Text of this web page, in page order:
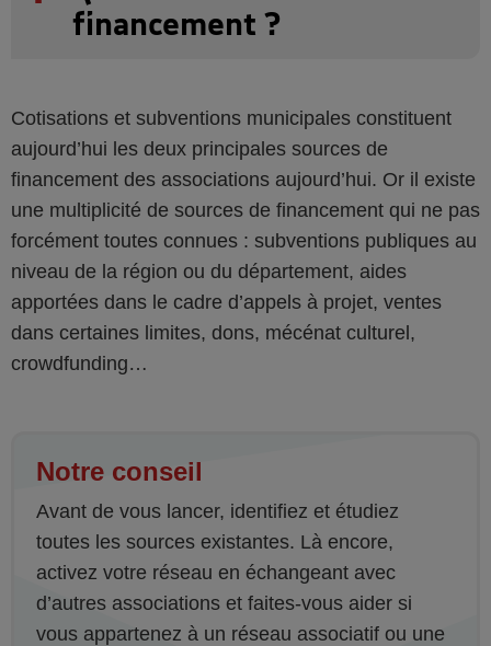
financement ?
Cotisations et subventions municipales constituent
aujourd’hui les deux principales sources de
financement des associations aujourd’hui. Or il existe
une multiplicité de sources de financement qui ne pas
forcément toutes connues : subventions publiques au
niveau de la région ou du département, aides
apportées dans le cadre d’appels à projet, ventes
dans certaines limites, dons, mécénat culturel,
crowdfunding…
Notre conseil
Avant de vous lancer, identifiez et étudiez
toutes les sources existantes. Là encore,
activez votre réseau en échangeant avec
d’autres associations et faites-vous aider si
vous appartenez à un réseau associatif ou une